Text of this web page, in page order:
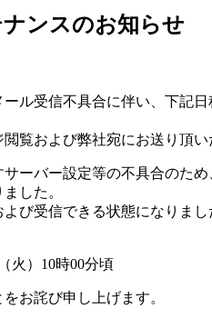
ンスのお知らせ
ル受信不具合に伴い、下記
覧および弊社宛にお送り頂
ーバー設定等の不具合のた
した。
び受信できる状態になりまし
火）10時00分頃
お詫び申し上げます。